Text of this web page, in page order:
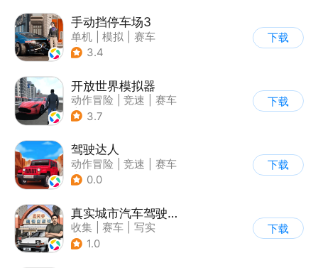
手动挡停车场3
单机 模拟
赛车
| 开放世界
3.4
下载
开放世界模拟器
动作冒险 竞速
赛车
| 开放世界
3.7
下载
驾驶达人
动作冒险 竞速
赛车
| 漂移
0.0
下载
真实城市汽车驾驶3D
收集 赛车
写实
| 竞速
1.0
下载